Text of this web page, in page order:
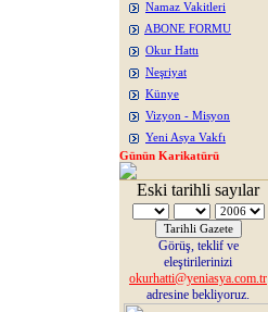
Namaz Vakitleri
ABONE FORMU
Okur Hattı
Neşriyat
Künye
Vizyon - Misyon
Yeni Asya Vakfı
Günün Karikatürü
Eski tarihli sayılar
Görüş, teklif ve
eleştirilerinizi
okurhatti@yeniasya.com.tr
adresine bekliyoruz.